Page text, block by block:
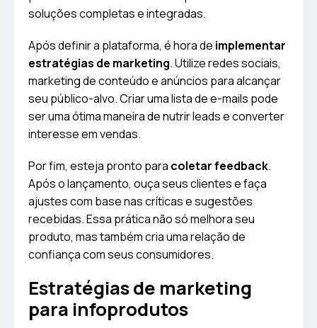
soluções completas e integradas.
Após definir a plataforma, é hora de implementar
estratégias de marketing. Utilize redes sociais,
marketing de conteúdo e anúncios para alcançar
seu público-alvo. Criar uma lista de e-mails pode
ser uma ótima maneira de nutrir leads e converter
interesse em vendas.
Por fim, esteja pronto para coletar feedback.
Após o lançamento, ouça seus clientes e faça
ajustes com base nas críticas e sugestões
recebidas. Essa prática não só melhora seu
produto, mas também cria uma relação de
confiança com seus consumidores.
Estratégias de marketing
para infoprodutos